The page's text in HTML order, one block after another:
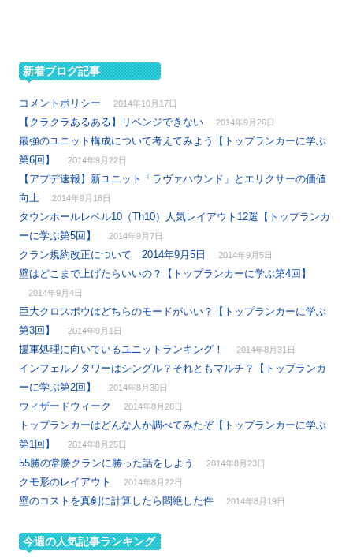
新着ブログ記事
コメントポリシー 2014年10月17日
【クラクラあるある】リベンジできない 2014年9月26日
最強のユニット構成について考えてみよう【トップランカーに学ぶ
第6回】
2014年9月22日
【アプデ速報】新ユニット「ラヴァハウンド」とエリクサーの価値
向上
2014年9月16日
タウンホールレベル10（Th10）人気レイアウト12選【トップランカ
ーに学ぶ第5回】
2014年9月7日
クラン規約改正について 2014年9月5日 2014年9月5日
壁はどこまで上げたらいいの？【トップランカーに学ぶ第4回】
2014年9月4日
巨大クロスボウはどちらのモードがいい？【トップランカーに学ぶ
第3回】
2014年9月1日
援軍処理に向いているユニットランキング！ 2014年8月31日
インフェルノタワーはシングル？それともマルチ？【トップランカ
ーに学ぶ第2回】
2014年8月30日
ウィザードウィーク 2014年8月28日
トップランカーはどんな人か調べてみたぞ【トップランカーに学ぶ
第1回】
2014年8月25日
55勝の常勝クランに勝った話をしよう 2014年8月23日
クモ形のレイアウト 2014年8月22日
壁のコストを真剣に計算したら悶絶した件 2014年8月19日
今週の人気記事ランキング